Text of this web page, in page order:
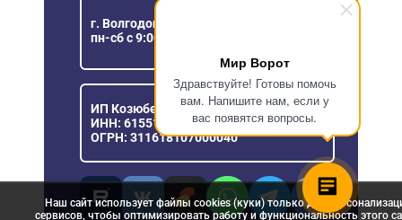
Мир Ворот
Здравствуйте! Готовы помочь
вам. Напишите нам, если у
вас появятся вопросы.
г. Волгодонск, ул.Степная, 98
пн-сб с 9:00 до 18:00
ИП Козюберда Денис Александрович
ИНН: 615516030057
ОГРН: 311618107000040
Наш сайт использует файлы cookies (куки) только для
сервисов, чтобы оптимизировать работу и функциональность этого